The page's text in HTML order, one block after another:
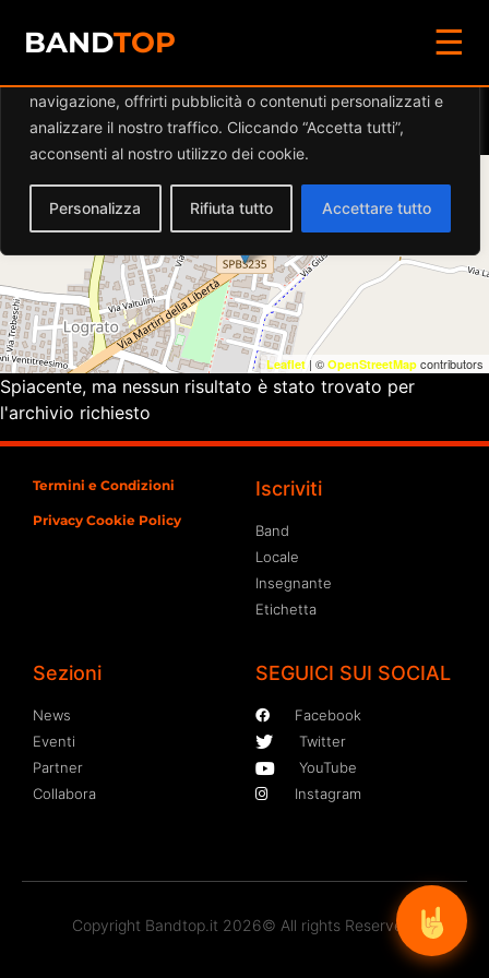
Diamo valore alla tua privacy
navigazione, offrirti pubblicità o contenuti personalizzati e
analizzare il nostro traffico. Cliccando “Accetta tutti”,
acconsenti al nostro utilizzo dei cookie.
Personalizza Rifiuta tutto Accettare tutto
BANDTOP
☰
Eventi aAMELIE
+
Leaflet | © OpenStreetMap contributors
Spiacente, ma nessun risultato è stato trovato per
l'archivio richiesto
Termini e Condizioni
Privacy Cookie Policy
Iscriviti
Band
Locale
Insegnante
Etichetta
Sezioni
News
Eventi
Partner
Collabora
SEGUICI SUI SOCIAL
Facebook
Twitter
YouTube
Instagram
Copyright Bandtop.it 2026© All rights Reserved.